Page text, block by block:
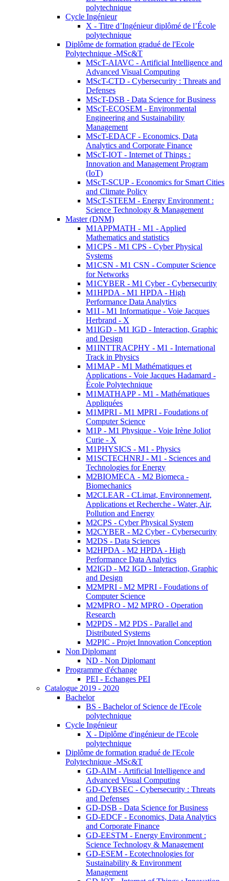
polytechnique
Cycle Ingénieur
X - Titre d’Ingénieur diplômé de l’École
polytechnique
Diplôme de formation gradué de l'Ecole
Polytechnique -MSc&T
MScT-AIAVC - Artificial Intelligence and
Advanced Visual Computing
MScT-CTD - Cybersecurity : Threats and
Defenses
MScT-DSB - Data Science for Business
MScT-ECOSEM - Environmental
Engineering and Sustainability
Management
MScT-EDACF - Economics, Data
Analytics and Corporate Finance
MScT-IOT - Internet of Things :
Innovation and Management Program
(IoT)
MScT-SCUP - Economics for Smart Cities
and Climate Policy
MScT-STEEM - Energy Environment :
Science Technology & Management
Master (DNM)
M1APPMATH - M1 - Applied
Mathematics and statistics
M1CPS - M1 CPS - Cyber Physical
Systems
M1CSN - M1 CSN - Computer Science
for Networks
M1CYBER - M1 Cyber - Cybersecurity
M1HPDA - M1 HPDA - High
Performance Data Analytics
M1I - M1 Informatique - Voie Jacques
Herbrand - X
M1IGD - M1 IGD - Interaction, Graphic
and Design
M1INTTRACPHY - M1 - International
Track in Physics
M1MAP - M1 Mathématiques et
Applications - Voie Jacques Hadamard -
École Polytechnique
M1MATHAPP - M1 - Mathématiques
Appliquées
M1MPRI - M1 MPRI - Foudations of
Computer Science
M1P - M1 Physique - Voie Irène Joliot
Curie - X
M1PHYSICS - M1 - Physics
M1SCTECHNRJ - M1 - Sciences and
Technologies for Energy
M2BIOMECA - M2 Biomeca -
Biomechanics
M2CLEAR - CLimat, Environnement,
Applications et Recherche - Water, Air,
Pollution and Energy
M2CPS - Cyber Physical System
M2CYBER - M2 Cyber - Cybersecurity
M2DS - Data Sciences
M2HPDA - M2 HPDA - High
Performance Data Analytics
M2IGD - M2 IGD - Interaction, Graphic
and Design
M2MPRI - M2 MPRI - Foudations of
Computer Science
M2MPRO - M2 MPRO - Operation
Research
M2PDS - M2 PDS - Parallel and
Distributed Systems
M2PIC - Projet Innovation Conception
Non Diplomant
ND - Non Diplomant
Programme d'échange
PEI - Echanges PEI
Catalogue 2019 - 2020
Bachelor
BS - Bachelor of Science de l'Ecole
polytechnique
Cycle Ingénieur
X - Diplôme d'ingénieur de l'Ecole
polytechnique
Diplôme de formation gradué de l'Ecole
Polytechnique -MSc&T
GD-AIM - Artificial Intelligence and
Advanced Visual Computing
GD-CYBSEC - Cybersecurity : Threats
and Defenses
GD-DSB - Data Science for Business
GD-EDCF - Economics, Data Analytics
and Corporate Finance
GD-EESTM - Energy Environment :
Science Technology & Management
GD-ESEM - Ecotechnologies for
Sustainability & Environment
Management